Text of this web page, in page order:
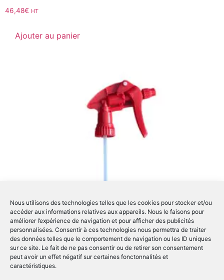
Nous utilisons des technologies telles que les cookies pour stocker et/ou
accéder aux informations relatives aux appareils. Nous le faisons pour
améliorer l’expérience de navigation et pour afficher des publicités
personnalisées. Consentir à ces technologies nous permettra de traiter
des données telles que le comportement de navigation ou les ID uniques
sur ce site. Le fait de ne pas consentir ou de retirer son consentement
peut avoir un effet négatif sur certaines fonctonnalités et
caractéristiques.
46,48€ HT
Ajouter au panier